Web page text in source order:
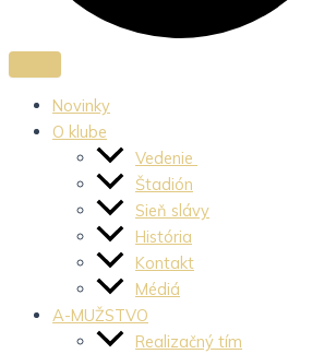
Novinky
O klube
Vedenie
Štadión
Sieň slávy
História
Kontakt
Médiá
A-MUŽSTVO
Realizačný tím